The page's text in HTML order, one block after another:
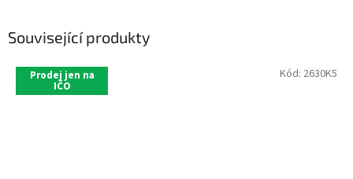
Související produkty
Prodej jen na
IČO
Kód: 2630K5